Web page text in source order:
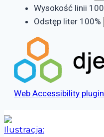
Wysokość linii 100
Odstęp liter 100%
Web Accessibility plugin
Przejdź
do